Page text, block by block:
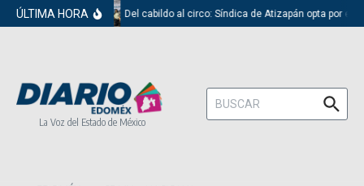
Saltar al contenido
ÚLTIMA HORA Del cabildo al circo: Síndica de Atizapán opta por el
La Voz del Estado de México
Buscar: